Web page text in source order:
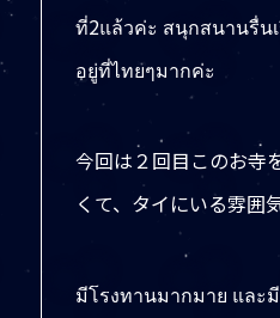
ที่2แล้วค่ะ สนุกสนานรื่น
อยู่ที่ไทยๆมากค่ะ
今回は２回目このお寺
くて、タイにいる雰囲
มีโรงทานมากมาย และ